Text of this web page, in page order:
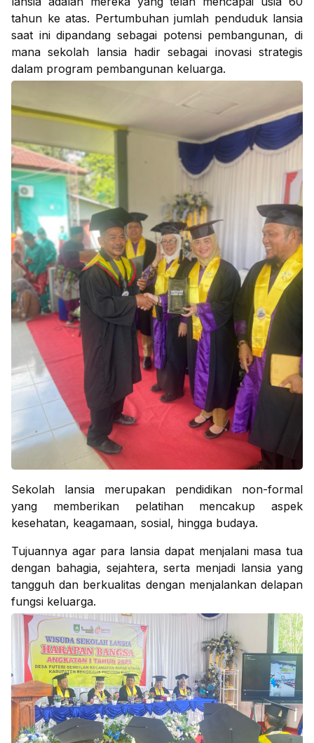
tahun ke atas. Pertumbuhan jumlah penduduk lansia
saat ini dipandang sebagai potensi pembangunan, di
mana sekolah lansia hadir sebagai inovasi strategis
dalam program pembangunan keluarga.
Sekolah lansia merupakan pendidikan non-formal
yang memberikan pelatihan mencakup aspek
kesehatan, keagamaan, sosial, hingga budaya.
Tujuannya agar para lansia dapat menjalani masa tua
dengan bahagia, sejahtera, serta menjadi lansia yang
tangguh dan berkualitas dengan menjalankan delapan
fungsi keluarga.